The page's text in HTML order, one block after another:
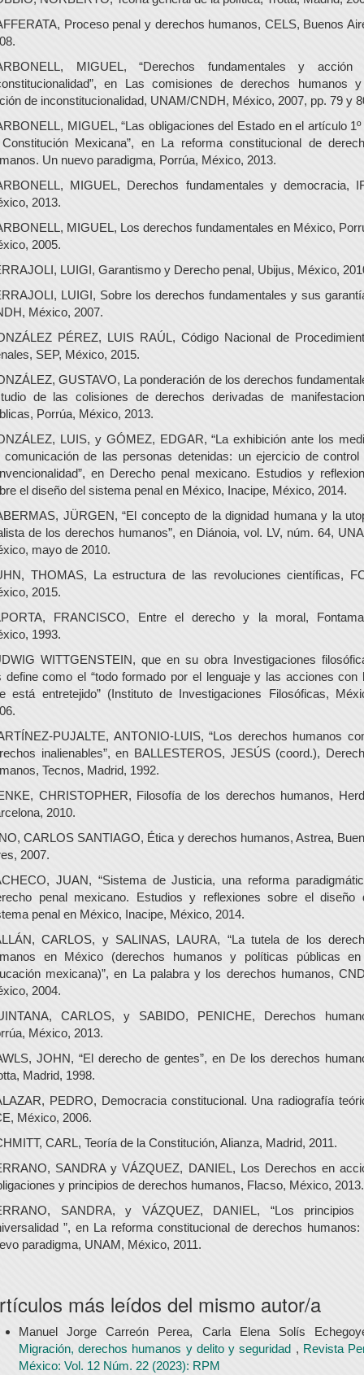
Proceso penal y derechos humanos, CELS, Buenos
MIGUEL, “Derechos fundamentales y acción
en Las comisiones de derechos humanos
de inconstitucionalidad, UNAM/CNDH, México, 2007, pp. 79 y
MIGUEL, “Las obligaciones del Estado en el artículo 1º
Mexicana”, en La reforma constitucional de
Un nuevo paradigma, Porrúa, México, 2013.
MIGUEL, Derechos fundamentales y democracia,
2013.
MIGUEL, Los derechos fundamentales en México,
2005.
LUIGI, Garantismo y Derecho penal, Ubijus, México,
LUIGI, Sobre los derechos fundamentales y sus
México, 2007.
PÉREZ, LUIS RAÚL, Código Nacional de
SEP, México, 2015.
GUSTAVO, La ponderación de los derechos
de las colisiones de derechos derivadas de
Porrúa, México, 2013.
LUIS, y GÓMEZ, EDGAR, “La exhibición ante los
comunicación de las personas detenidas: un ejercicio de control
en Derecho penal mexicano. Estudios y
el diseño del sistema penal en México, Inacipe, México, 2014.
JÜRGEN, “El concepto de la dignidad humana y la
de los derechos humanos”, en Diánoia, vol. LV, núm. 64,
mayo de 2010.
THOMAS, La estructura de las revoluciones científicas,
2015.
FRANCISCO, Entre el derecho y la moral,
1993.
WITTGENSTEIN, que en su obra Investigaciones
define como el “todo formado por el lenguaje y las acciones con
está entretejido” (Instituto de Investigaciones Filosóficas,
PUJALTE, ANTONIO-LUIS, “Los derechos humanos
inalienables”, en BALLESTEROS, JESÚS (coord.),
Tecnos, Madrid, 1992.
CHRISTOPHER, Filosofía de los derechos humanos,
2010.
CARLOS SANTIAGO, Ética y derechos humanos, Astrea,
2007.
JUAN, “Sistema de Justicia, una reforma
penal mexicano. Estudios y reflexiones sobre el diseño
penal en México, Inacipe, México, 2014.
CARLOS, y SALINAS, LAURA, “La tutela de los
en México (derechos humanos y políticas públicas
mexicana)”, en La palabra y los derechos humanos,
2004.
CARLOS, y SABIDO, PENICHE, Derechos
México, 2013.
JOHN, “El derecho de gentes”, en De los derechos
Madrid, 1998.
PEDRO, Democracia constitucional. Una radiografía
México, 2006.
CARL, Teoría de la Constitución, Alianza, Madrid, 2011.
SANDRA y VÁZQUEZ, DANIEL, Los Derechos en
y principios de derechos humanos, Flacso, México, 2013.
SANDRA, y VÁZQUEZ, DANIEL, “Los principios
”, en La reforma constitucional de derechos humanos:
paradigma, UNAM, México, 2011.
más leídos del mismo autor/a
Manuel Jorge Carreón Perea, Carla Elena Solís
Migración, derechos humanos y delito y seguridad , Revista
México: Vol. 12 Núm. 22 (2023): RPM